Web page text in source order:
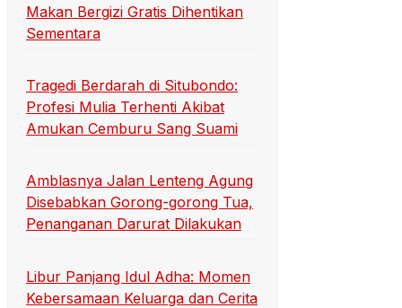
Makan Bergizi Gratis Dihentikan
Sementara
Tragedi Berdarah di Situbondo:
Profesi Mulia Terhenti Akibat
Amukan Cemburu Sang Suami
Amblasnya Jalan Lenteng Agung
Disebabkan Gorong-gorong Tua,
Penanganan Darurat Dilakukan
Libur Panjang Idul Adha: Momen
Kebersamaan Keluarga dan Cerita